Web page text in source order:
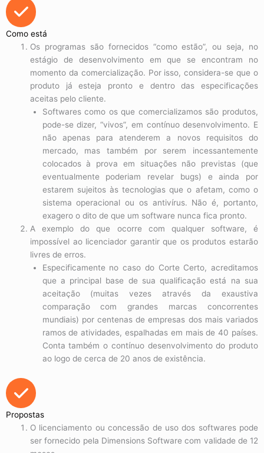
Como está
Os programas são fornecidos “como estão”, ou seja, no
estágio de desenvolvimento em que se encontram no
momento da comercialização. Por isso, considera-se que o
produto já esteja pronto e dentro das especificações
aceitas pelo cliente.
Softwares como os que comercializamos são produtos,
pode-se dizer, “vivos”, em contínuo desenvolvimento. E
não apenas para atenderem a novos requisitos do
mercado, mas também por serem incessantemente
colocados à prova em situações não previstas (que
eventualmente poderiam revelar bugs) e ainda por
estarem sujeitos às tecnologias que o afetam, como o
sistema operacional ou os antivírus. Não é, portanto,
exagero o dito de que um software nunca fica pronto.
A exemplo do que ocorre com qualquer software, é
impossível ao licenciador garantir que os produtos estarão
livres de erros.
Especificamente no caso do Corte Certo, acreditamos
que a principal base de sua qualificação está na sua
aceitação (muitas vezes através da exaustiva
comparação com grandes marcas concorrentes
mundiais) por centenas de empresas dos mais variados
ramos de atividades, espalhadas em mais de 40 países.
Conta também o contínuo desenvolvimento do produto
ao logo de cerca de 20 anos de existência.
Propostas
O licenciamento ou concessão de uso dos softwares pode
ser fornecido pela Dimensions Software com validade de 12